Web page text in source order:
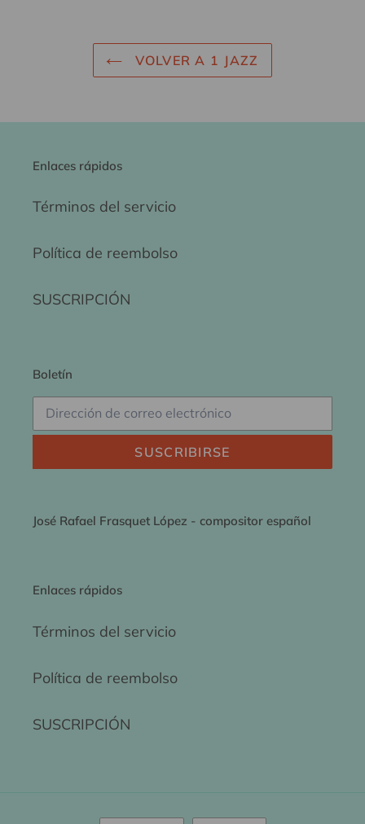
VOLVER A 1 JAZZ
Enlaces rápidos
Términos del servicio
Política de reembolso
SUSCRIPCIÓN
Boletín
SUSCRIBIRSE
José Rafael Frasquet López - compositor español
Enlaces rápidos
Términos del servicio
Política de reembolso
SUSCRIPCIÓN